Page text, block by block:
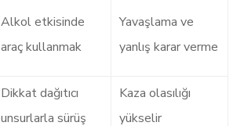
Alkol etkisinde
araç kullanmak
Yavaşlama ve
yanlış karar verme
Dikkat dağıtıcı
unsurlarla sürüş
Kaza olasılığı
yükselir